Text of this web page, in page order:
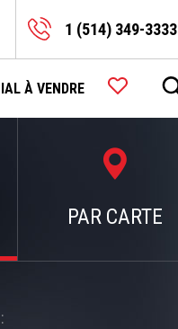
1 (514) 349-3333
À VENDRE
PAR CARTE